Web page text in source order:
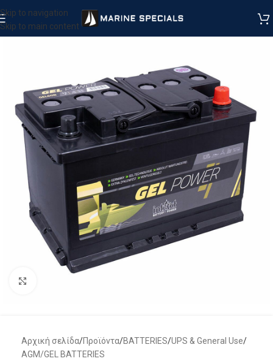
Skip to navigation
Skip to main content
Αρχική σελίδα/Προϊόντα/BATTERIES/UPS & General Use/
AGM/GEL BATTERIES